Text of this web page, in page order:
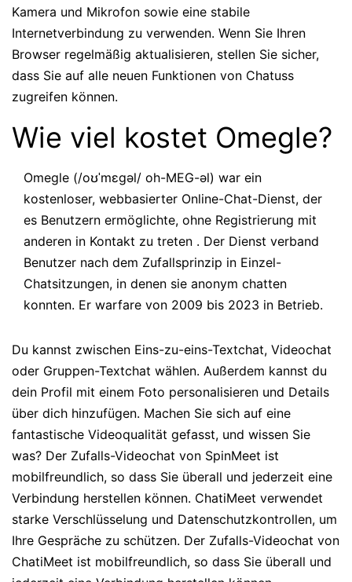
Kamera und Mikrofon sowie eine stabile
Internetverbindung zu verwenden. Wenn Sie Ihren
Browser regelmäßig aktualisieren, stellen Sie sicher,
dass Sie auf alle neuen Funktionen von Chatuss
zugreifen können.
Wie viel kostet Omegle?
Omegle (/oʊˈmɛɡəl/ oh-MEG-əl) war ein
kostenloser, webbasierter Online-Chat-Dienst, der
es Benutzern ermöglichte, ohne Registrierung mit
anderen in Kontakt zu treten . Der Dienst verband
Benutzer nach dem Zufallsprinzip in Einzel-
Chatsitzungen, in denen sie anonym chatten
konnten. Er warfare von 2009 bis 2023 in Betrieb.
Du kannst zwischen Eins-zu-eins-Textchat, Videochat
oder Gruppen-Textchat wählen. Außerdem kannst du
dein Profil mit einem Foto personalisieren und Details
über dich hinzufügen. Machen Sie sich auf eine
fantastische Videoqualität gefasst, und wissen Sie
was? Der Zufalls-Videochat von SpinMeet ist
mobilfreundlich, so dass Sie überall und jederzeit eine
Verbindung herstellen können. ChatiMeet verwendet
starke Verschlüsselung und Datenschutzkontrollen, um
Ihre Gespräche zu schützen. Der Zufalls-Videochat von
ChatiMeet ist mobilfreundlich, so dass Sie überall und